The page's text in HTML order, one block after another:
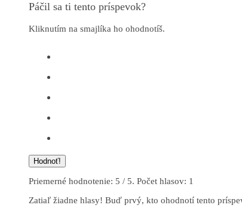
Páčil sa ti tento príspevok?
Kliknutím na smajlíka ho ohodnotíš.
Hodnoť!
Priemerné hodnotenie: 5 / 5. Počet hlasov: 1
Zatiaľ žiadne hlasy! Buď prvý, kto ohodnotí tento